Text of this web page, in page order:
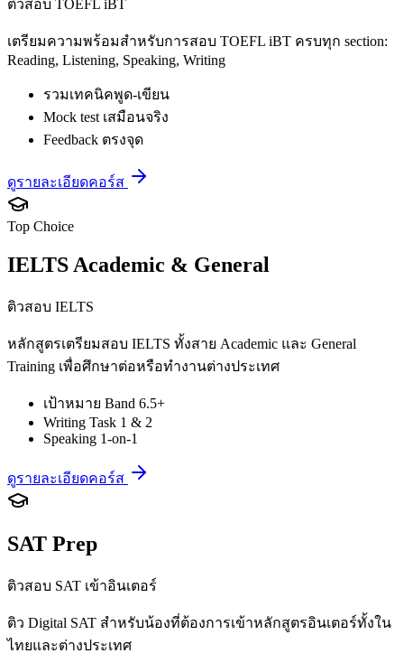
ติวสอบ TOEFL iBT
เตรียมความพร้อมสำหรับการสอบ TOEFL iBT ครบทุก section:
Reading, Listening, Speaking, Writing
รวมเทคนิคพูด-เขียน
Mock test เสมือนจริง
Feedback ตรงจุด
ดูรายละเอียดคอร์ส
Top Choice
IELTS Academic & General
ติวสอบ IELTS
หลักสูตรเตรียมสอบ IELTS ทั้งสาย Academic และ General
Training เพื่อศึกษาต่อหรือทำงานต่างประเทศ
เป้าหมาย Band 6.5+
Writing Task 1 & 2
Speaking 1-on-1
ดูรายละเอียดคอร์ส
SAT Prep
ติวสอบ SAT เข้าอินเตอร์
ติว Digital SAT สำหรับน้องที่ต้องการเข้าหลักสูตรอินเตอร์ทั้งใน
ไทยและต่างประเทศ